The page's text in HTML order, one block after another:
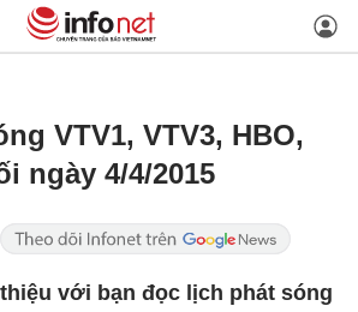
VTV1, VTV3, HBO,
ngày 4/4/2015
với bạn đọc lịch phát sóng